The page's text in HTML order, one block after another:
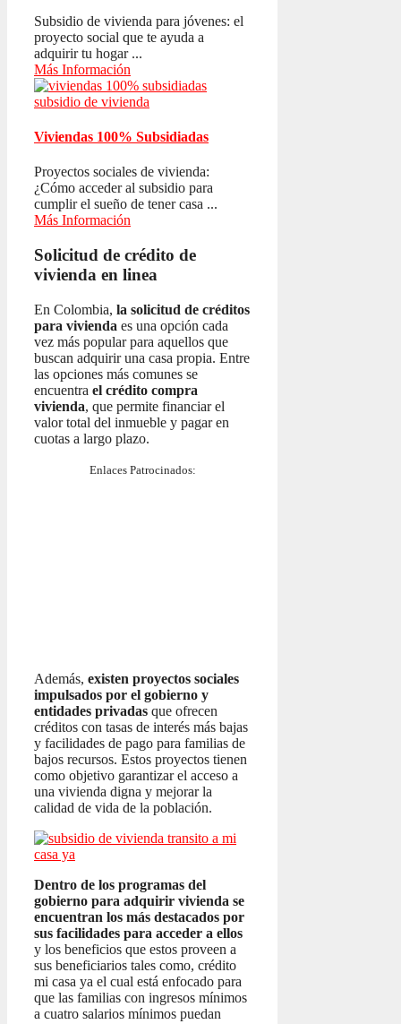
Subsidio de vivienda para jóvenes: el
proyecto social que te ayuda a
adquirir tu hogar ...
Más Información
Viviendas 100% Subsidiadas
Proyectos sociales de vivienda:
¿Cómo acceder al subsidio para
cumplir el sueño de tener casa ...
Más Información
Solicitud de crédito de
vivienda en linea
En Colombia, la solicitud de créditos
para vivienda es una opción cada
vez más popular para aquellos que
buscan adquirir una casa propia. Entre
las opciones más comunes se
encuentra el crédito compra
vivienda, que permite financiar el
valor total del inmueble y pagar en
cuotas a largo plazo.
Enlaces Patrocinados:
Además, existen proyectos sociales
impulsados por el gobierno y
entidades privadas que ofrecen
créditos con tasas de interés más bajas
y facilidades de pago para familias de
bajos recursos. Estos proyectos tienen
como objetivo garantizar el acceso a
una vivienda digna y mejorar la
calidad de vida de la población.
Dentro de los programas del
gobierno para adquirir vivienda se
encuentran los más destacados por
sus facilidades para acceder a ellos
y los beneficios que estos proveen a
sus beneficiarios tales como, crédito
mi casa ya el cual está enfocado para
que las familias con ingresos mínimos
a cuatro salarios mínimos puedan